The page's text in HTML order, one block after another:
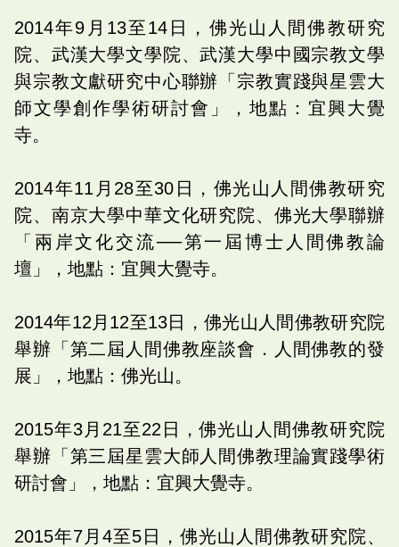
2014年9月13至14日，佛光山人間佛教研究
院、武漢大學文學院、武漢大學中國宗教文學
與宗教文獻研究中心聯辦「宗教實踐與星雲大
師文學創作學術研討會」，地點：宜興大覺
寺。
2014年11月28至30日，佛光山人間佛教研究
院、南京大學中華文化研究院、佛光大學聯辦
「兩岸文化交流──第一屆博士人間佛教論
壇」，地點：宜興大覺寺。
2014年12月12至13日，佛光山人間佛教研究院
舉辦「第二屆人間佛教座談會．人間佛教的發
展」，地點：佛光山。
2015年3月21至22日，佛光山人間佛教研究院
舉辦「第三屆星雲大師人間佛教理論實踐學術
研討會」，地點：宜興大覺寺。
2015年7月4至5日，佛光山人間佛教研究院、